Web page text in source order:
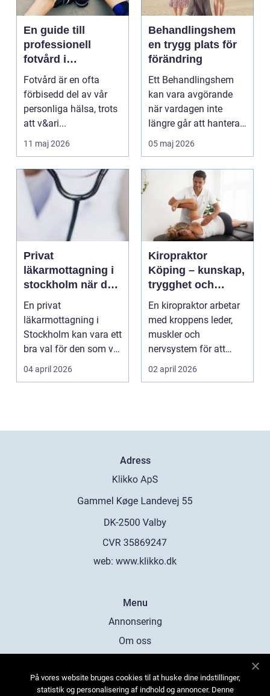
En guide till
professionell
fotvård i
Helsingborg
Fotvård är en ofta
förbisedd del av vår
personliga hälsa, trots
att v&ari...
11 maj 2026
Behandlingshem
en trygg plats för
förändring
Ett Behandlingshem
kan vara avgörande
när vardagen inte
längre går att hantera
på egen hand. För
mån...
05 maj 2026
Privat
läkarmottagning i
stockholm när du
vill ha tid, trygghet
och specialistvård
En privat
läkarmottagning i
Stockholm kan vara ett
bra val för den som vill
träffa en erfaren
specia...
04 april 2026
Kiropraktor
Köping – kunskap,
trygghet och
behandling som
gör skillnad
En kiropraktor arbetar
med kroppens leder,
muskler och
nervsystem för att
minska smärta, f...
02 april 2026
Adress
web: www.klikko.dk
Menu
Annonsering
Om oss
Kontakta oss
På vores website bruges cookies til at huske dine indstillinger,
statistik og personalisering af indhold og annoncer. Denne